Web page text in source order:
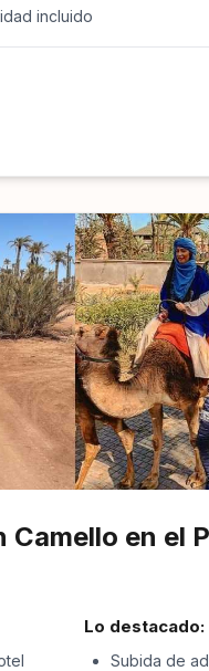
incluido
Camello en el
Lo destacado:
Subida de